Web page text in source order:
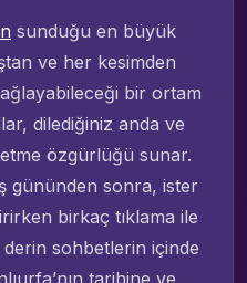
sunduğu en büyük
ve her kesimden
bir ortam
dilediğiniz anda ve
özgürlüğü sunar.
gününden sonra, ister
birkaç tıklama ile
sohbetlerin içinde
tarihine ve